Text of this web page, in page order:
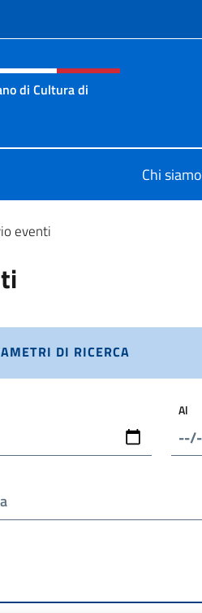
e menù
di Cultura di
Chi siamo
eventi
DI RICERCA
Al